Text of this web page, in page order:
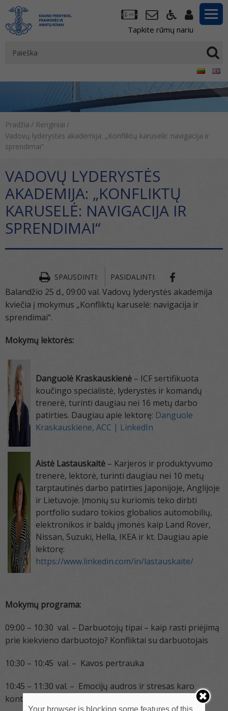
Tapkite rūmų nariu
Pradžia / Renginiai /
Vadovų lyderystės akademija: „Konfliktų karuselė: navigacija ir
sprendimai“
VADOVŲ LYDERYSTĖS
AKADEMIJA: „KONFLIKTŲ
KARUSELĖ: NAVIGACIJA IR
SPRENDIMAI“
SPAUSDINTI: PASIDALINTI:
Balandžio 25 d., 09:00 val. Vadovų lyderystės akademija
kviečia į mokymus „Konfliktų karuselė: navigacija ir
sprendimai“.
Mokymų lektorės:
Danguolė Kraskauskienė – ICF sertifikuota
koučingo specialistė, lyderystės ir komandų
trenerė, turinti daugiau nei 16 metų darbo
patirties. Daugiau apie lektorę: Danguole
Kraskauskiene, ACC | LinkedIn
Aistė Lastauskaitė – Karjeros ir produktyvumo
trenerė, lektorė, turinti daugiau nei 10 metų
tarptautinės darbo patirties Japonijoje, Anglijoje
ir Lietuvoje. Įmonių su kuriomis teko dirbti
portfolio sudaro tokios globalios automobilių,
elektronikos ir baldų įmonės kaip Land Rover,
Nissan, Suzuki, Hella, IKEA ir kt. Daugiau apie
lektorę:
https://www.linkedin.com/in/lastauskaite/
Mokymų programa:
09:00 – 10:30 val. – Darbuotojų tipai – kaip rasti priėjimą
prie kiekvieno darbuotojo? Konfliktai su darbuotojais
10:30 – 10:45 val. – Kavos pertrauka
10:45 – 11:30 val. – Emocijų audros ir stresas karo
kontekste
Your browser is blocking some features of this